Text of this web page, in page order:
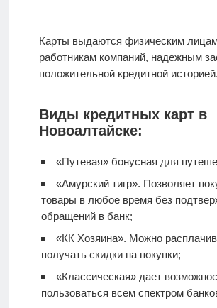
Карты выдаются физическим
работникам компаний, надежным
положительной кредитной историей.
Виды кредитных карт в
Новоалтайске:
«Путевая» бонусная для
«Амурский тигр». Позволяет
товары в любое время без
обращений в банк;
«КК Хозяина». Можно
получать скидки на покупки;
«Классическая» дает
пользоваться всем спектром